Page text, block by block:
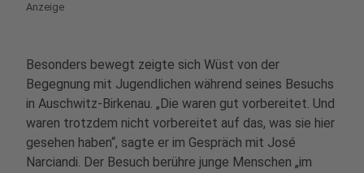
Anzeige
Besonders bewegt zeigte sich Wüst von der
Begegnung mit Jugendlichen während seines Besuchs
in Auschwitz-Birkenau. „Die waren gut vorbereitet. Und
waren trotzdem nicht vorbereitet auf das, was sie hier
gesehen haben“, sagte er im Gespräch mit José
Narciandi. Der Besuch berühre junge Menschen „im